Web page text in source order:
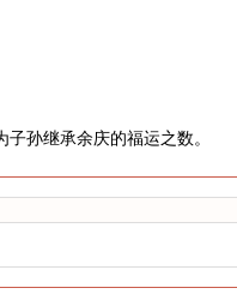
孙继承余庆的福运之数。